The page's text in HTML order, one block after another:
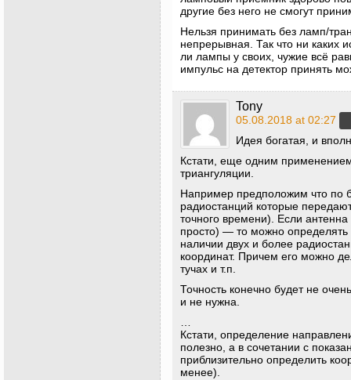
другие без него не смогут
Нельзя принимать без ламп/
непрерывная. Так что ни каких
ли лампы у своих, чужие всё
импульс на детектор принять
Tony
05.08.2018 at 02:27
Идея богатая, и
Кстати, еще одним
триангуляции.
Например предположим что по
радиостанций которые
точного времени). Если антенна
просто) — то можно
наличии двух и более
координат. Причем его можно
тучах и т.п.
Точность конечно будет не
и не нужна.
…
Кстати, определение
полезно, а в сочетании с
приблизительно определить
менее).